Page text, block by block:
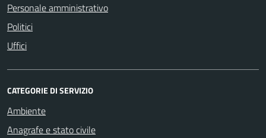
Personale amministrativo
Politici
Uffici
CATEGORIE DI SERVIZIO
Ambiente
Anagrafe e stato civile